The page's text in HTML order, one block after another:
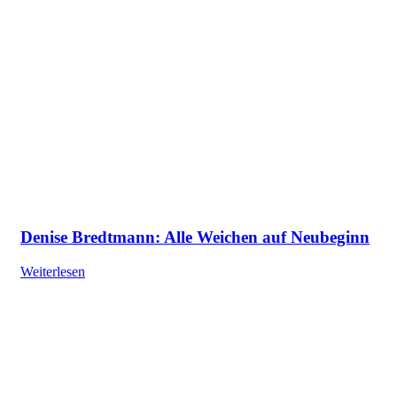
Denise Bredtmann: Alle Weichen auf Neubeginn
Weiterlesen